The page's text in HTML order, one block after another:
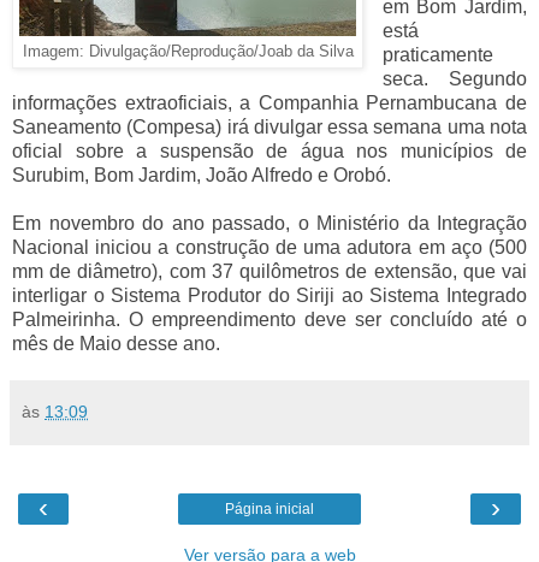
Imagem: Divulgação/Reprodução/Joab da Silva
em Bom Jardim,
está
praticamente
seca. Segundo
informações extraoficiais, a Companhia Pernambucana de
Saneamento (Compesa) irá divulgar essa semana uma nota
oficial sobre a suspensão de água nos municípios de
Surubim, Bom Jardim, João Alfredo e Orobó.
Em novembro do ano passado, o Ministério da Integração
Nacional iniciou a construção de uma adutora em aço (500
mm de diâmetro), com 37 quilômetros de extensão, que vai
interligar o Sistema Produtor do Siriji ao Sistema Integrado
Palmeirinha. O empreendimento deve ser concluído até o
mês de Maio desse ano.
às 13:09
‹ ›
Página inicial
Ver versão para a web